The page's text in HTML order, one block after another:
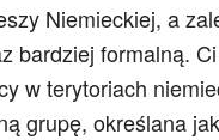
Niemieckiej, a
bardziej formalną.
w terytoriach
grupę, określana